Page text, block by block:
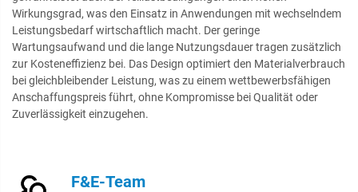
Wirkungsgrad, was den Einsatz in Anwendungen mit wechselndem
Leistungsbedarf wirtschaftlich macht. Der geringe
Wartungsaufwand und die lange Nutzungsdauer tragen zusätzlich
zur Kosteneffizienz bei. Das Design optimiert den Materialverbrauch
bei gleichbleibender Leistung, was zu einem wettbewerbsfähigen
Anschaffungspreis führt, ohne Kompromisse bei Qualität oder
Zuverlässigkeit einzugehen.
F&E-Team